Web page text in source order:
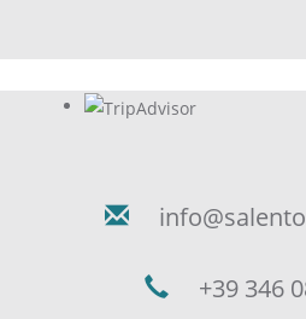
+39 346